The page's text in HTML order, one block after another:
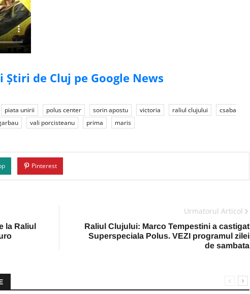
de Cluj pe Google News
piata unirii polus center sorin apostu victoria raliul clujului
csaba
vali porcisteanu prima maris
Pinterest
la Raliul
Urmatorul Articol
Raliul Clujului: Marco Tempestini a castigat
Superspeciala Polus. VEZI programul zilei
de sambata